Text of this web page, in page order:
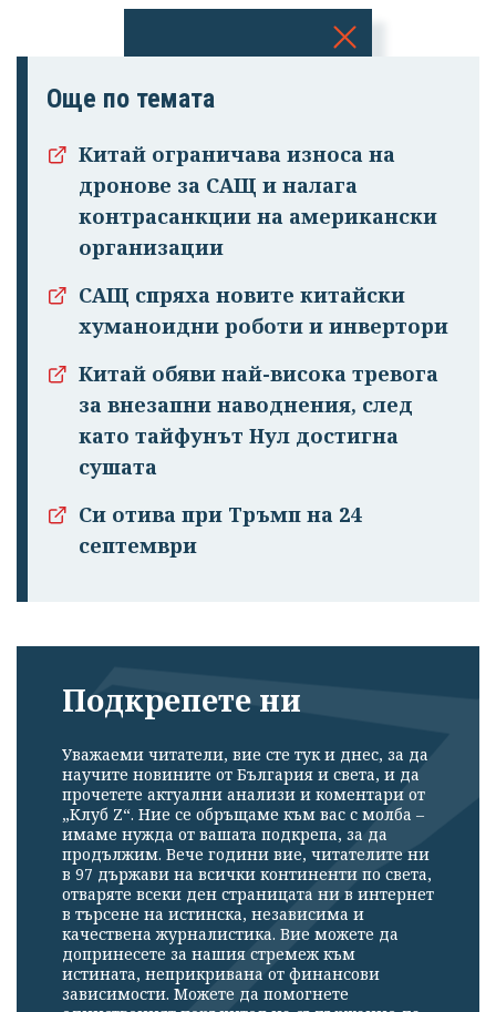
излязохте от
Още по темата
Китай ограничава износа на
дронове за САЩ и налага
контрасанкции на американски
организации
САЩ спряха новите китайски
хуманоидни роботи и инвертори
Китай обяви най-висока тревога
за внезапни наводнения, след
като тайфунът Нул достигна
сушата
Си отива при Тръмп на 24
септември
Подкрепете ни
Уважаеми читатели, вие сте тук и днес, за да
научите новините от България и света, и да
прочетете актуални анализи и коментари от
„Клуб Z“. Ние се обръщаме към вас с молба –
имаме нужда от вашата подкрепа, за да
продължим. Вече години вие, читателите ни
в 97 държави на всички континенти по света,
отваряте всеки ден страницата ни в интернет
в търсене на истинска, независима и
качествена журналистика. Вие можете да
допринесете за нашия стремеж към
истината, неприкривана от финансови
зависимости. Можете да помогнете